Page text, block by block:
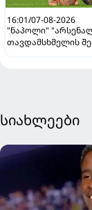
16:01/07-08-2026
"ნაპოლი"
თავდამსხმელის
სიახლეები